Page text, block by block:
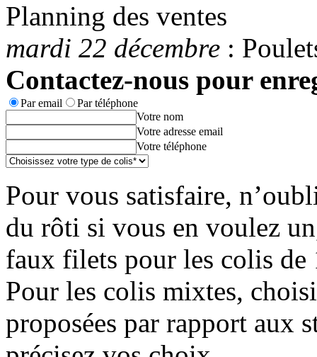
Planning des ventes
mardi 22 décembre :
Contactez-nous pour
Par email
Par téléphone
Votre nom
Votre adresse email
Votre téléphone
Pour vous satisfaire,
du rôti si vous en voulez
faux filets pour les colis de
Pour les colis mixtes,
proposées par rapport aux